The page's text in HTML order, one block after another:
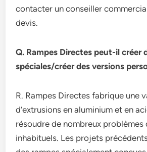
contacter un conseiller
devis.
Q. Rampes Directes peut-il créer
spéciales/créer des versions
R. Rampes Directes fabrique une
d’extrusions en aluminium et en
résoudre de nombreux problèmes
inhabituels. Les projets